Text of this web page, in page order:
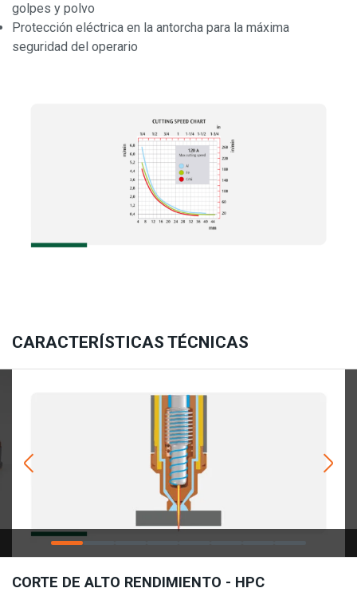
golpes y polvo
Protección eléctrica en la antorcha para la máxima
seguridad del operario
CARACTERÍSTICAS TÉCNICAS
CORTE DE ALTO RENDIMIENTO - HPC